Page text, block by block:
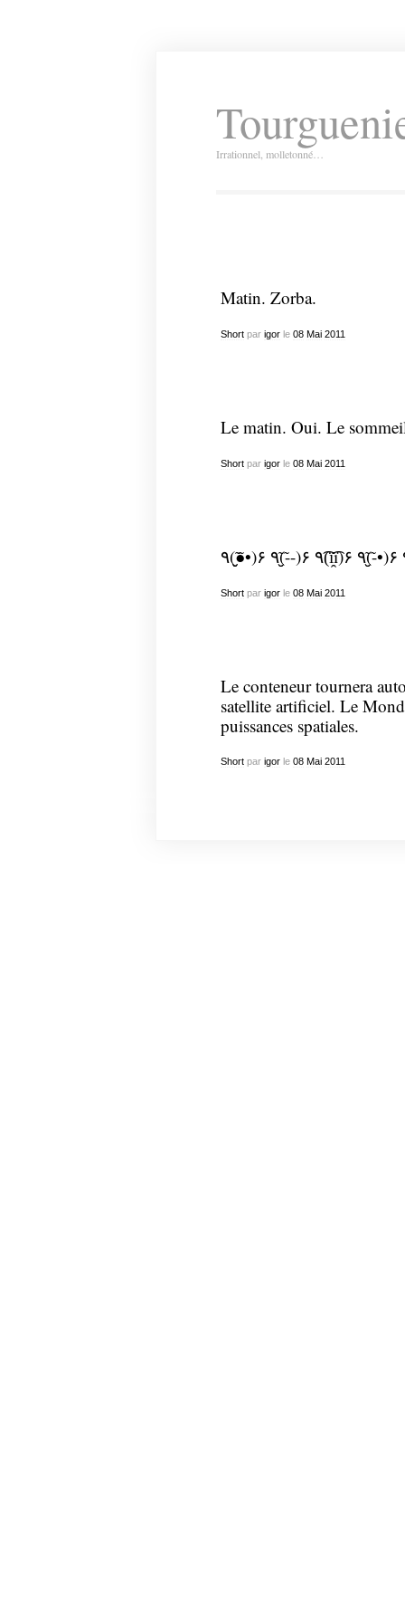
Irrationnel, molletonné…
Matin. Zorba.
Shortpar igorle 08 Mai 2011
Le matin. Oui. Le
Shortpar igorle 08 Mai 2011
Shortpar igorle 08 Mai 2011
Le conteneur tournera
satellite artificiel. Le
puissances spatiales.
Shortpar igorle 08 Mai 2011